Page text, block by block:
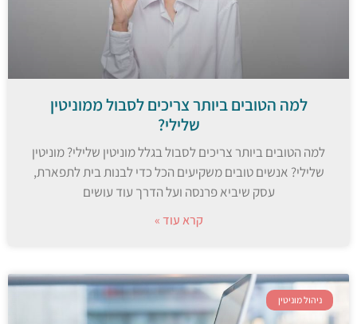
למה הטובים ביותר צריכים לסבול ממוניטין
שלילי?
למה הטובים ביותר צריכים לסבול בגלל מוניטין שלילי? מוניטין
שלילי? אנשים טובים משקיעים הכל כדי לבנות בית לתפארת,
עסק שיביא פרנסה ועל הדרך עוד עושים
קרא עוד »
ניהול מוניטין